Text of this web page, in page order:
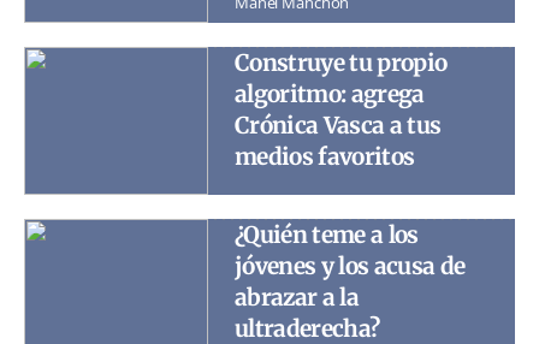
Construye tu propio
algoritmo: agrega
Crónica Vasca a tus
medios favoritos
¿Quién teme a los
jóvenes y los acusa de
abrazar a la
ultraderecha?